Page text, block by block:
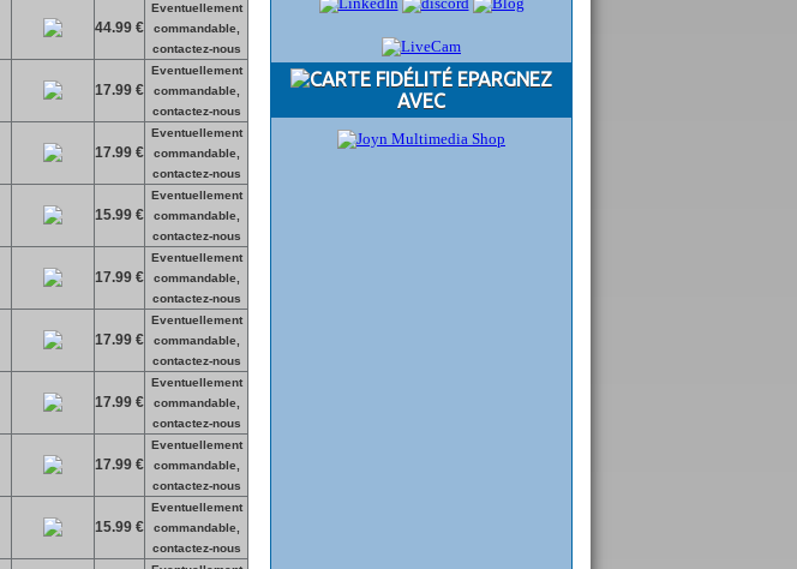
44.99 €
Eventuellement
commandable,
contactez-nous
17.99 €
Eventuellement
commandable,
contactez-nous
17.99 €
Eventuellement
commandable,
contactez-nous
15.99 €
Eventuellement
commandable,
contactez-nous
17.99 €
Eventuellement
commandable,
contactez-nous
17.99 €
Eventuellement
commandable,
contactez-nous
17.99 €
Eventuellement
commandable,
contactez-nous
17.99 €
Eventuellement
commandable,
contactez-nous
15.99 €
Eventuellement
commandable,
contactez-nous
EPARGNEZ
AVEC